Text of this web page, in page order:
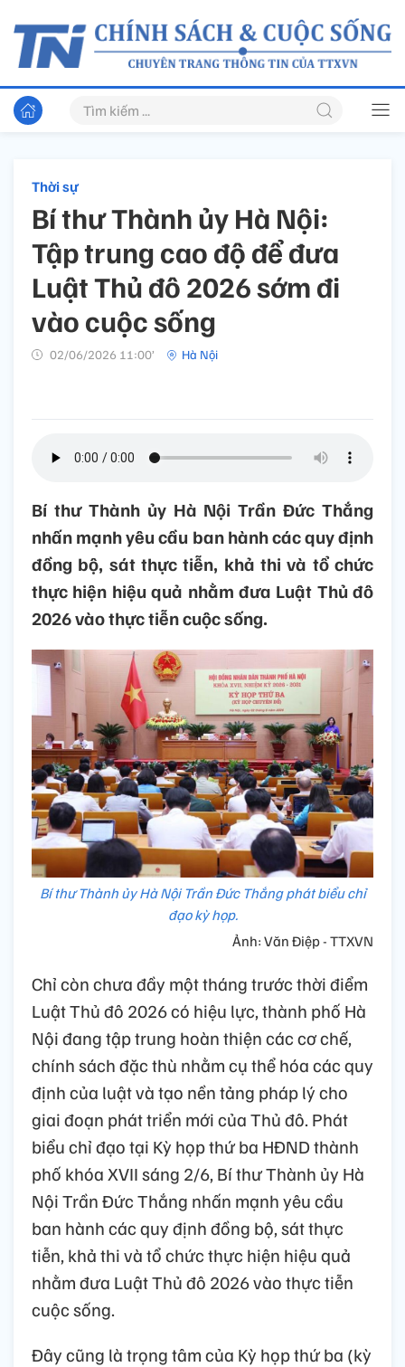
Thời sự
Bí thư Thành ủy Hà Nội:
Tập trung cao độ để đưa
Luật Thủ đô 2026 sớm đi
vào cuộc sống
02/06/2026 11:00’ Hà Nội
Bí thư Thành ủy Hà Nội Trần Đức Thắng
nhấn mạnh yêu cầu ban hành các quy định
đồng bộ, sát thực tiễn, khả thi và tổ chức
thực hiện hiệu quả nhằm đưa Luật Thủ đô
2026 vào thực tiễn cuộc sống.
Bí thư Thành ủy Hà Nội Trần Đức Thắng phát biểu chỉ
đạo kỳ họp.
Ảnh: Văn Điệp - TTXVN
Chỉ còn chưa đầy một tháng trước thời điểm
Luật Thủ đô 2026 có hiệu lực, thành phố Hà
Nội đang tập trung hoàn thiện các cơ chế,
chính sách đặc thù nhằm cụ thể hóa các quy
định của luật và tạo nền tảng pháp lý cho
giai đoạn phát triển mới của Thủ đô. Phát
biểu chỉ đạo tại Kỳ họp thứ ba HĐND thành
phố khóa XVII sáng 2/6, Bí thư Thành ủy Hà
Nội Trần Đức Thắng nhấn mạnh yêu cầu
ban hành các quy định đồng bộ, sát thực
tiễn, khả thi và tổ chức thực hiện hiệu quả
nhằm đưa Luật Thủ đô 2026 vào thực tiễn
cuộc sống.
Đây cũng là trọng tâm của Kỳ họp thứ ba (kỳ